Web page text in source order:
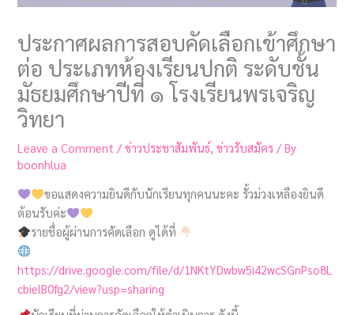
ประกาศผลการสอบคัดเลือกเข้าศึกษา
ต่อ ประเภทห้องเรียนปกติ ระดับชั้น
มัธยมศึกษาปีที่ ๑ โรงเรียนพรเจริญ
วิทยา
Leave a Comment /ข่าวประชาสัมพันธ์,ข่าวรับสมัคร / By
boonhlua
ขอแสดงความยินดีกับนักเรียนทุกคนนะคะ รั้วม่วงเหลืองยินดี
ต้อนรับค่ะ
รายชื่อผู้ผ่านการคัดเลือก ดูได้ที่
https://drive.google.com/file/d/1NKtYDwbw5i42wcSGnPso8L
cbielB0fg2/view?usp=sharing